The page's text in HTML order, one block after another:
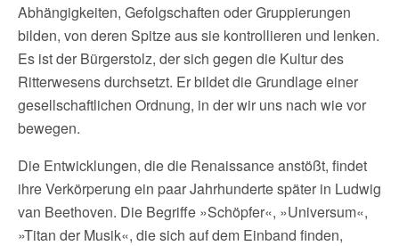
Abhängigkeiten, Gefolgschaften oder Gruppierungen
bilden, von deren Spitze aus sie kontrollieren und lenken.
Es ist der Bürgerstolz, der sich gegen die Kultur des
Ritterwesens durchsetzt. Er bildet die Grundlage einer
gesellschaftlichen Ordnung, in der wir uns nach wie vor
bewegen.
Die Entwicklungen, die die Renaissance anstößt, findet
ihre Verkörperung ein paar Jahrhunderte später in Ludwig
van Beethoven. Die Begriffe »Schöpfer«, »Universum«,
»Titan der Musik«, die sich auf dem Einband finden,